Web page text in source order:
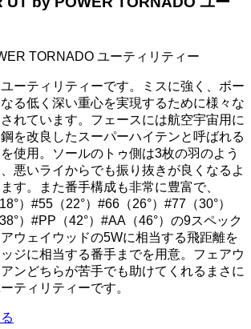
ーティリティーです。ミスに強く、ボー
る低く深い重心を実現するために様々な
れています。フェースには航空宇宙用に
を改良したスーパーハイテンと呼ばれる
使用。ソールのトゥ側は3枚の羽のよう
悪いライからでも振り抜きが良くなるよ
す。また番手構成も非常に豊富で、
）#55（22°）#66（26°）#77（30°）
）#PP（42°）#AA（46°）の9スペック
ウェイウッドの5Wに相当する飛距離を
ジに相当する番手までを用意。フェアウ
ンどちらが苦手でも助けてくれるまさに
ティリティーです。